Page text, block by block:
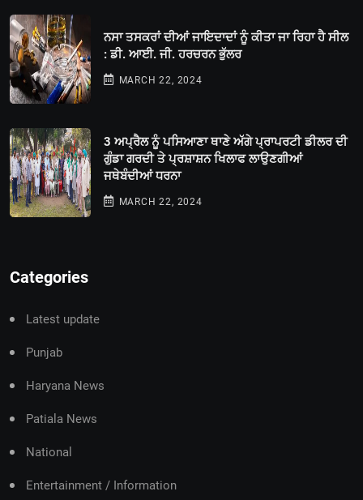
ਨਸਾ ਤਸਕਰਾਂ ਦੀਆਂ ਜਾਇਦਾਦਾਂ ਨੂੰ ਕੀਤਾ ਜਾ ਰਿਹਾ ਹੈ ਸੀਲ
: ਡੀ. ਆਈ. ਜੀ. ਹਰਚਰਨ ਭੁੱਲਰ
MARCH 22, 2024
3 ਅਪ੍ਰੈਲ ਨੂੰ ਪਸਿਆਣਾ ਥਾਣੇ ਅੱਗੇ ਪ੍ਰਾਪਰਟੀ ਡੀਲਰ ਦੀ
ਗੁੰਡਾ ਗਰਦੀ ਤੇ ਪ੍ਰਸ਼ਾਸ਼ਨ ਖਿਲਾਫ ਲਾਉਣਗੀਆਂ
ਜਥੇਬੰਦੀਆਂ ਧਰਨਾ
MARCH 22, 2024
Categories
Latest update
Punjab
Haryana News
Patiala News
National
Entertainment / Information